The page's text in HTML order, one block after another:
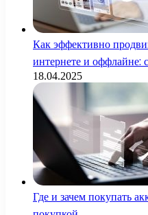
Как эффективно
интернете и оффлайне:
18.04.2025
Где и зачем покупать